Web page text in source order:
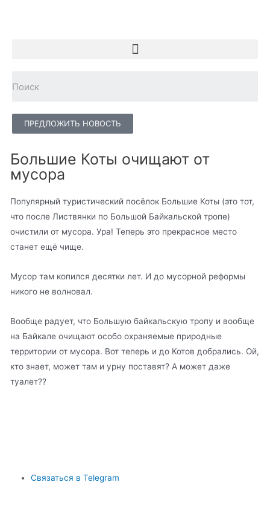
ПРЕДЛОЖИТЬ НОВОСТЬ
Большие Коты очищают от
мусора
Популярный туристический посёлок Большие Коты (это тот,
что после Листвянки по Большой Байкальской тропе)
очистили от мусора. Ура! Теперь это прекрасное место
станет ещё чище.
Мусор там копился десятки лет. И до мусорной реформы
никого не волновал.
Вообще радует, что Большую байкальскую тропу и вообще
на Байкале очищают особо охраняемые природные
территории от мусора. Вот теперь и до Котов добрались. Ой,
кто знает, может там и урну поставят? А может даже
туалет??
Связаться в Telegram